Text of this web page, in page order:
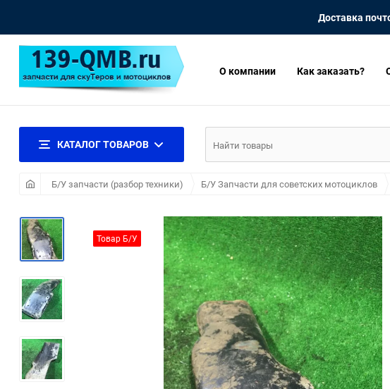
Доставка
О компании Как заказать?
КАТАЛОГ ТОВАРОВ
Б/У запчасти (разбор техники) Б/У Запчасти для советских мотоциклов
Товар Б/У